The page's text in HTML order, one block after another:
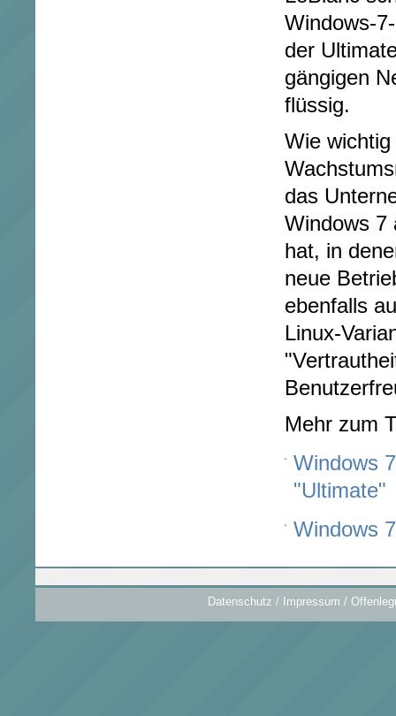
Windows-
der
gängigen
flüssig.
Wie
das
Windows 7
hat, in
neue
ebenfalls
Linux-
Mehr zum
Windows
"Ultimate"
Windows
Datenschutz / Impressum /